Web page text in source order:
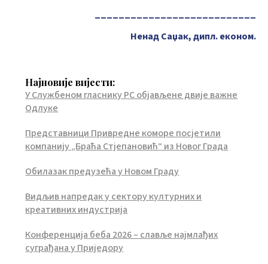
___________________________
Ненад Саџак, дипл. економ.
Најновије вијести:
У Службеном гласнику РС објављене двије важне
Одлуке
Представници Привредне коморе посјетили
компанију „Браћа Стјепановић“ из Новог Града
Обилазак предузећа у Новом Граду
Видљив напредак у сектору културних и
креативних индустрија
Конференција беба 2026 – славље најмлађих
суграђана у Приједору